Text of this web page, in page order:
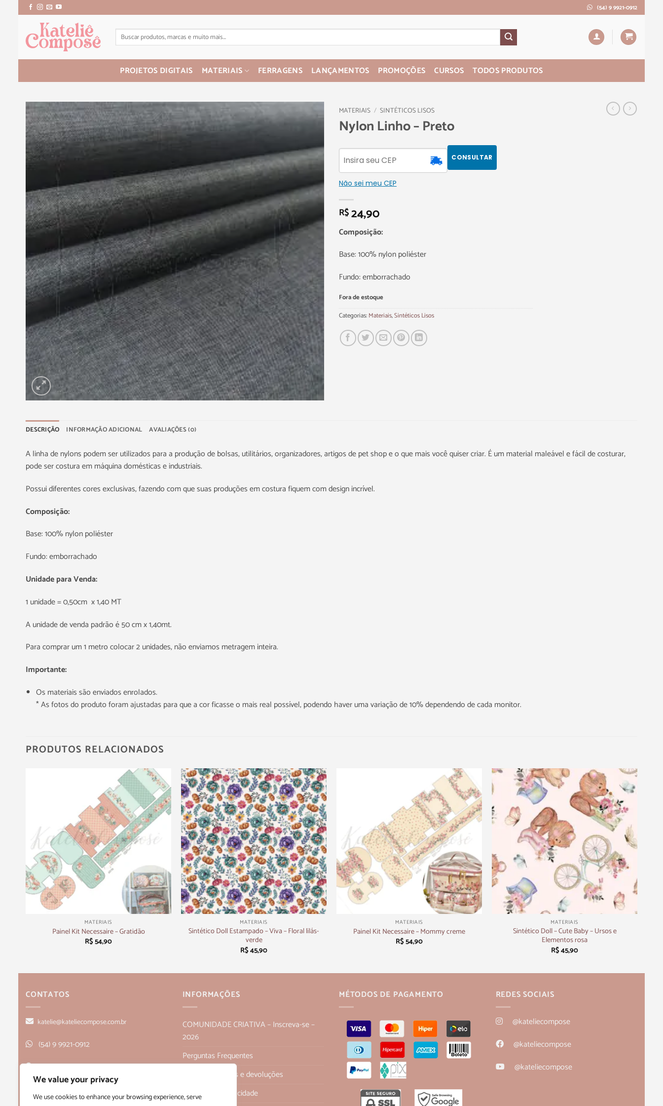
We value your privacy
We use cookies to enhance your browsing experience, serve
(54) 9 9921-0912
PROJETOS DIGITAIS MATERIAIS FERRAGENS LANÇAMENTOS PROMOÇÕES CURSOS TODOS PRODUTOS
MATERIAIS / SINTÉTICOS LISOS
Nylon Linho – Preto
CONSULTAR
Não sei meu CEP
R$24,90
Composição:
Base: 100% nylon poliéster
Fundo: emborrachado
Fora de estoque
Categorias:Materiais,Sintéticos Lisos
DESCRIÇÃO INFORMAÇÃO ADICIONAL AVALIAÇÕES (0)
A linha de nylons podem ser utilizados para a produção de bolsas, utilitários, organizadores, artigos de pet shop e o que mais você quiser criar. É um material maleável e fácil de costurar,
pode ser costura em máquina domésticas e industriais.
Possui diferentes cores exclusivas, fazendo com que suas produções em costura fiquem com design incrível.
Composição:
Base: 100% nylon poliéster
Fundo: emborrachado
Unidade para Venda:
1 unidade = 0,50cm x 1,40 MT
A unidade de venda padrão é 50 cm x 1,40mt.
Para comprar um 1 metro colocar 2 unidades, não enviamos metragem inteira.
Importante:
Os materiais são enviados enrolados.
* As fotos do produto foram ajustadas para que a cor ficasse o mais real possível, podendo haver uma variação de 10% dependendo de cada monitor.
PRODUTOS RELACIONADOS
MATERIAIS
Painel Kit Necessaire – Gratidão
R$54,90
+
MATERIAIS
Sintético Doll Estampado – Viva – Floral lilás-
verde
R$45,90
MATERIAIS
Painel Kit Necessaire – Mommy creme
R$54,90
+
MATERIAIS
Sintético Doll – Cute Baby – Ursos e
Elementos rosa
R$45,90
CONTATOS
katelie@kateliecompose.com.br
(54) 9 9921-0912
Rua Alagoas, 166, sala 1, Bairro Humaitá
- Bento Gonçalves, RS CEP 95705-026
INFORMAÇÕES
COMUNIDADE CRIATIVA – Inscreva-se –
2026
Perguntas Frequentes
Política de trocas e devoluções
Políticas de Privacidade
MÉTODOS DE PAGAMENTO REDES SOCIAIS
@kateliecompose
@kateliecompose
@kateliecompose